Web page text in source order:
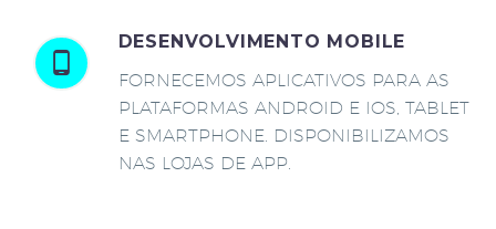
DESENVOLVIMENTO MOBILE
FORNECEMOS APLICATIVOS PARA AS
PLATAFORMAS ANDROID E IOS, TABLET
E SMARTPHONE. DISPONIBILIZAMOS
NAS LOJAS DE APP.